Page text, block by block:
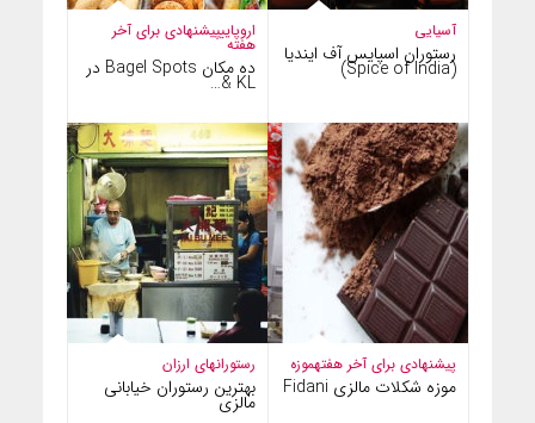
اروپاییپیشنهادی برای آخر
هفته
ده مکان Bagel Spots در
KL &…
آسیایی
رستوران اسپایس آف ایندیا
(Spice of India)
رستورانهای ارزان
بهترین رستوران‌ خیابانی
مالزی
پیشنهادی برای آخر هفتهموزه
موزه شکلات مالزی Fidani